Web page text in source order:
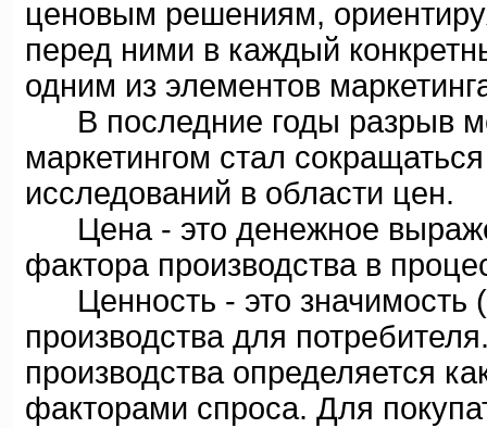
ценовым решениям,
перед ними в каждый
одним из элементов
В последние годы разрыв
маркетингом стал
исследований в области цен.
Цена - это денежное
фактора производства в
Ценность - это значимость
производства для
производства определяется
факторами спроса. Для